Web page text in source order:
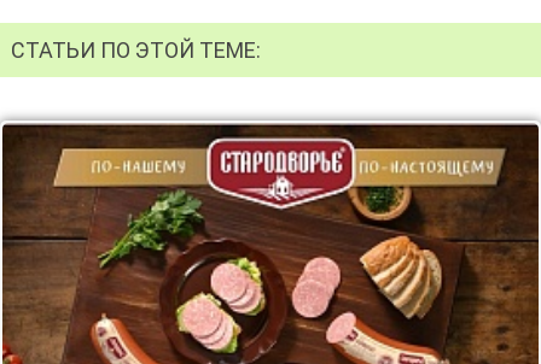
СТАТЬИ ПО ЭТОЙ ТЕМЕ: